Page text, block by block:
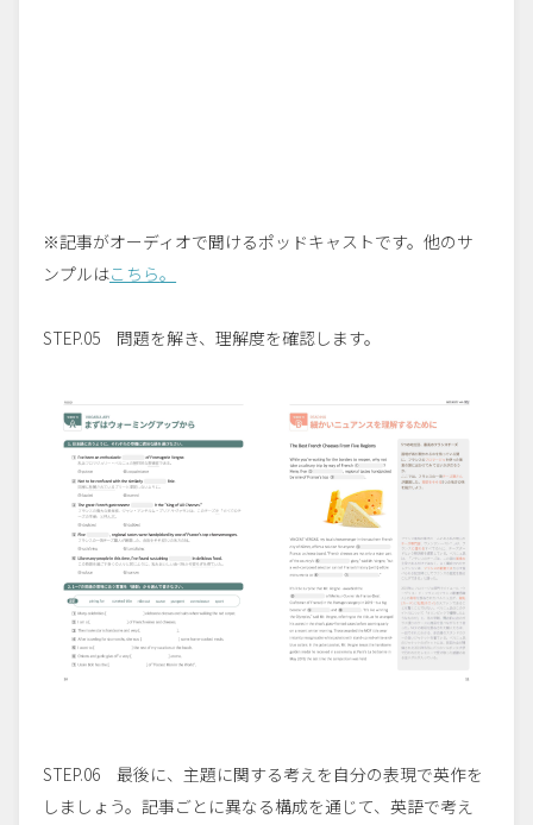
※記事がオーディオで聞けるポッドキャストです。他のサ
ンプルはこちら。
STEP.05 問題を解き、理解度を確認します。
STEP.06 最後に、主題に関する考えを自分の表現で英作を
しましょう。記事ごとに異なる構成を通じて、英語で考え